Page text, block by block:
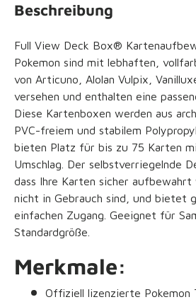
Beschreibung
Full View Deck Box®
Pokemon sind mit lebhaften,
von Articuno, Alolan Vulpix,
versehen und enthalten eine
Diese Kartenboxen werden aus
PVC-freiem und stabilem
bieten Platz für bis zu 75 Karten
Umschlag. Der selbstverriegelnde
dass Ihre Karten sicher aufbewahrt
nicht in Gebrauch sind, und bietet
einfachen Zugang. Geeignet für
Standardgröße.
Merkmale:
Offiziell lizenzierte Pokemon